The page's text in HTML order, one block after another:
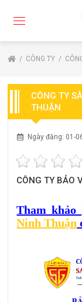
CÔNG TY
CÔNG TY
THUẬN
Ngày đăng: 01-
CÔNG TY BẢO
Tham khảo
Ninh Thuận